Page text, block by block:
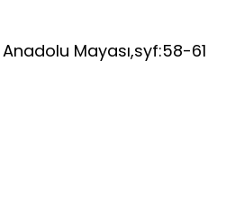
Anadolu Mayası,syf:58-61